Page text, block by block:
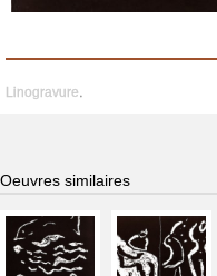
Linogravure.
Oeuvres similaires